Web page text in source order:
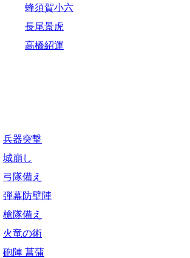
蜂須賀小六
長尾景虎
高橋紹運
兵器突撃
城崩し
弓隊備え
弾幕防壁陣
槍隊備え
火竜の術
砲陣 菖蒲